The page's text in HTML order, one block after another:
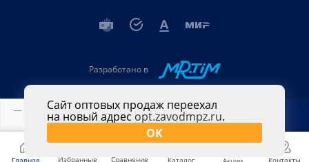
В КОРЗИНУ
Разработано в
Сайт оптовых продаж переехал
на новый адрес opt.zavodmpz.ru.
OK
Главная Избранные Сравнение Каталог Контакты